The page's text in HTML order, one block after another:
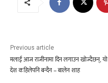
Previous article
मलाई आज राजीनामा दिन लगाउन खोज्दैछन्, यो
देश कहिलेपनि बन्दैन – बालेन शाह